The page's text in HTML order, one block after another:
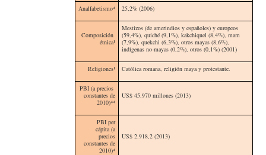
Analfabetismo⁴ 25,2% (2006)
Composición
étnica¹
Mestizos (de amerindios y españoles) y europeos
(59,4%), quiché (9,1%), kakchiquel (8,4%), mam
(7,9%), quekchi (6,3%), otros mayas (8,6%),
indígenas no-mayas (0,2%), otros (0,1%) (2001)
Religiones¹ Católica romana, religión maya y protestante.
PBI (a precios
constantes de
2010)⁴⁴
US$ 45.970 millones (2013)
PBI per
cápita (a
precios
constantes de
2010)⁴
US$ 2.918,2 (2013)